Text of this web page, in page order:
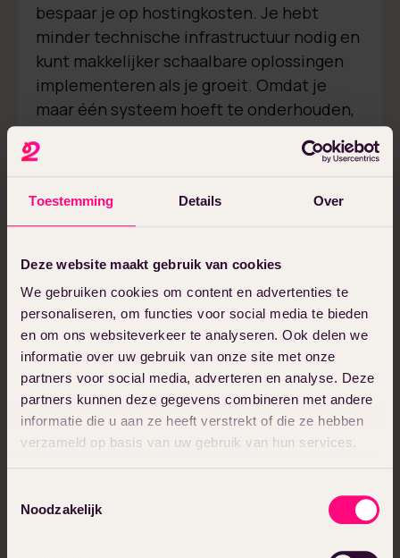
Toestemming Details Over
Deze website maakt gebruik van cookies
We gebruiken cookies om content en advertenties te
personaliseren, om functies voor social media te bieden
en om ons websiteverkeer te analyseren. Ook delen we
informatie over uw gebruik van onze site met onze
partners voor social media, adverteren en analyse. Deze
partners kunnen deze gegevens combineren met andere
informatie die u aan ze heeft verstrekt of die ze hebben
verzameld op basis van uw gebruik van hun services.
Noodzakelijk
bespaar je op hostingkosten. Je hebt
minder technische infrastructuur nodig en
kunt makkelijker schaalbare oplossingen
implementeren als je groeit. Omdat je
maar één systeem hoeft te onderhouden,
zijn de operationele kosten lager en het
onderhoud eenvoudiger. Dit maakt een
zowel start-ups als gevestigde bedrijven.
Makkelijk hergebruik
thema’s en plugins
Het is erg handig dat je binnen een
WordPress multisite netwerk thema’s en
plugins kunt delen over verschillende
sites. Dit betekent dat je niet voor elke
nieuwe site aparte licenties hoeft te
kopen. Dat zorgt voor een uniforme look
beveiligingsplugin of een designthema; als
admin kun je thema’s en plugins installeren
waar alle verschillende subsites gebruik